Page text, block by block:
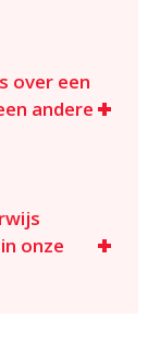
over een
andere
onze